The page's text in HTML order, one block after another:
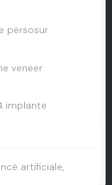
përsosur
veneer
implante
artificiale,